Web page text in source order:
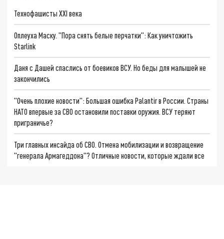
Технофашисты XXI века
Оплеуха Маску. "Пора снять белые перчатки": Как уничтожить
Starlink
Даня с Дашей спаслись от боевиков ВСУ. Но беды для малышей не
закончились
"Очень плохие новости": Большая ошибка Palantir в России. Страны
НАТО впервые за СВО остановили поставки оружия. ВСУ теряют
приграничье?
Три главных инсайда об СВО. Отмена мобилизации и возвращение
"генерала Армагеддона"? Отличные новости, которые ждали все